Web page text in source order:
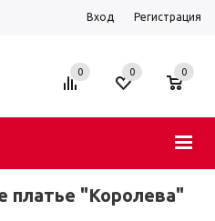
Вход Регистрация
0 0 0
платье "Королева"